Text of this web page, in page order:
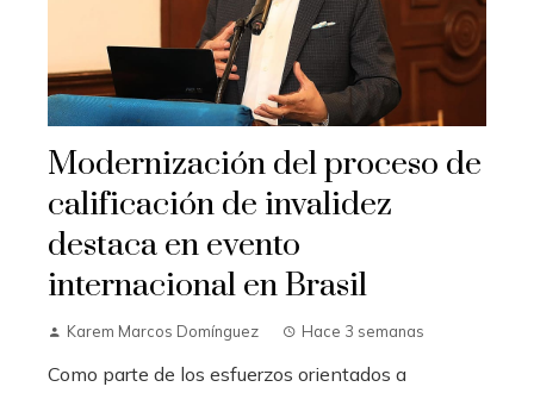
Modernización del proceso de
calificación de invalidez
destaca en evento
internacional en Brasil
Karem Marcos Domínguez Hace 3 semanas
Como parte de los esfuerzos orientados a